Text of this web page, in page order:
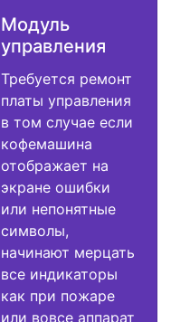
Модуль
управления
Требуется ремонт
платы управления
в том случае если
кофемашина
отображает на
экране ошибки
или непонятные
символы,
начинают мерцать
все индикаторы
как при пожаре
или вовсе аппарат